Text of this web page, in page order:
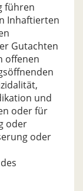
führen
Inhaftierten
Gutachten
offenen
und
oder für
oder
oder